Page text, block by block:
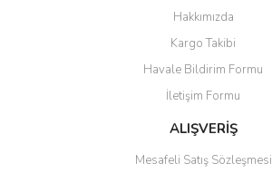
Hakkımızda
Kargo Takibi
Havale Bildirim Formu
İletişim Formu
ALIŞVERİŞ
Mesafeli Satış Sözleşmesi